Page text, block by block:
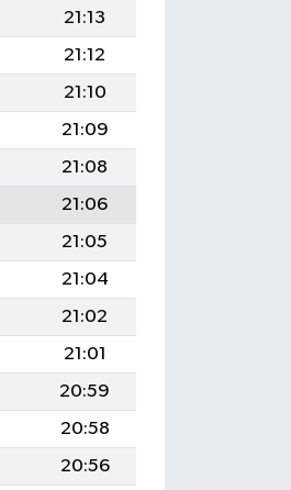
21:13
21:12
21:10
21:09
21:08
21:06
21:05
21:04
21:02
21:01
20:59
20:58
20:56